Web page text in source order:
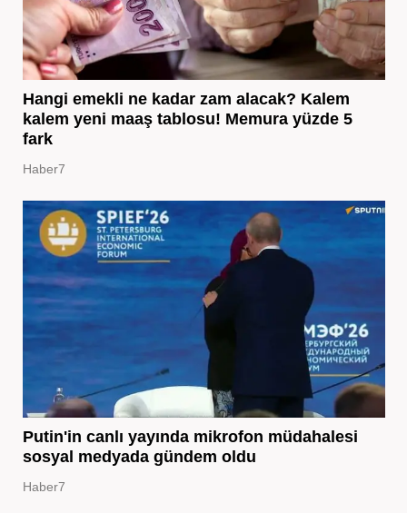
Hangi emekli ne kadar zam alacak? Kalem
kalem yeni maaş tablosu! Memura yüzde 5
fark
Haber7
Putin'in canlı yayında mikrofon müdahalesi
sosyal medyada gündem oldu
Haber7